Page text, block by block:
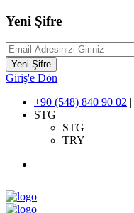
Yeni Şifre
Yeni Şifre
Giriş'e Dön
+90 (548) 840 90 02 |
STG
STG
TRY